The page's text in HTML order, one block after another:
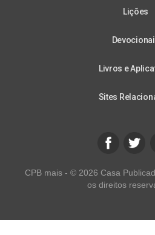
Lições
Livros e
Sites
CPB mais - © 2026 Casa
os direitos